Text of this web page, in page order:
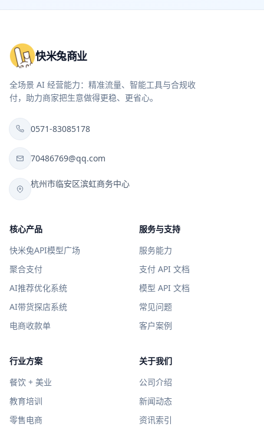
快米兔商业
全场景 AI 经营能力：精准流量、智能工具与合规收
付，助力商家把生意做得更稳、更省心。
0571-83085178
70486769@qq.com
杭州市临安区滨虹商务中心
核心产品
快米兔API模型广场
聚合支付
AI推荐优化系统
AI带货探店系统
电商收款单
服务与支持
服务能力
支付 API 文档
模型 API 文档
常见问题
客户案例
行业方案
餐饮 + 美业
教育培训
零售电商
关于我们
公司介绍
新闻动态
资讯索引